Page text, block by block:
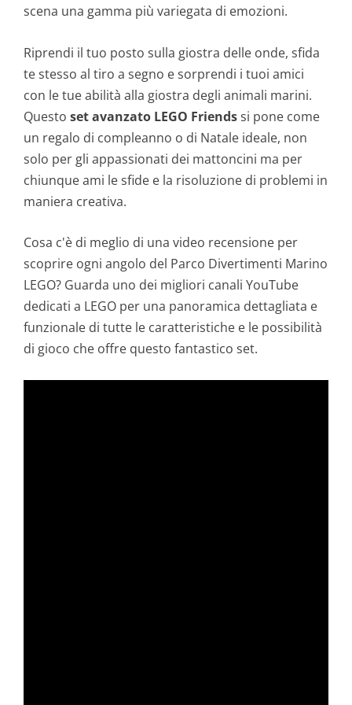
scena una gamma più variegata di emozioni.
Riprendi il tuo posto sulla giostra delle onde, sfida
te stesso al tiro a segno e sorprendi i tuoi amici
con le tue abilità alla giostra degli animali marini.
Questo set avanzato LEGO Friendssi pone come
un regalo di compleanno o di Natale ideale, non
solo per gli appassionati dei mattoncini ma per
chiunque ami le sfide e la risoluzione di problemi in
maniera creativa.
Cosa c'è di meglio di una video recensione per
scoprire ogni angolo del Parco Divertimenti Marino
LEGO? Guarda uno dei migliori canali YouTube
dedicati a LEGO per una panoramica dettagliata e
funzionale di tutte le caratteristiche e le possibilità
di gioco che offre questo fantastico set.